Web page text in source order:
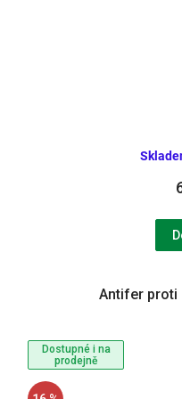
Dostupné i na
prodejně
Antifer proti